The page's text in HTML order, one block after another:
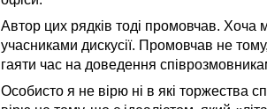
Автор цих рядків тоді промовчав. Хоча
учасниками дискусії. Промовчав не
гаяти час на доведення
Особисто я не вірю ні в які торжества